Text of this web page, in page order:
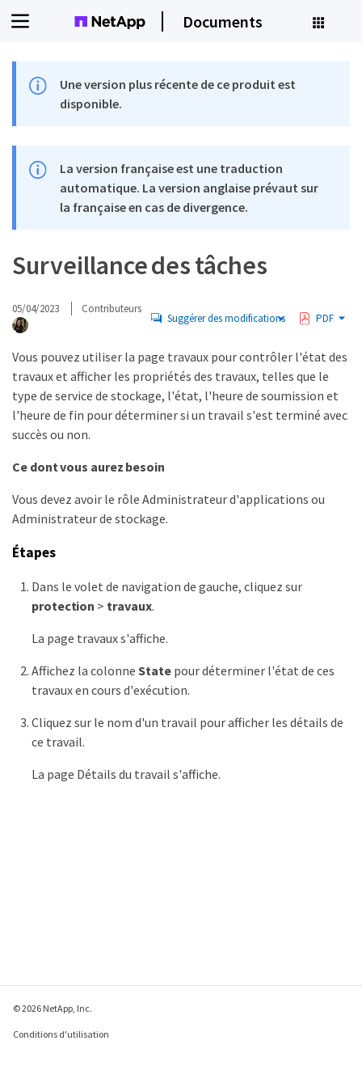
Documents
Une version plus récente de ce produit est
disponible.
La version française est une traduction
automatique. La version anglaise prévaut sur
la française en cas de divergence.
Surveillance des tâches
05/04/2023 Contributeurs
Suggérer des modifications PDF
Vous pouvez utiliser la page travaux pour contrôler l'état des
travaux et afficher les propriétés des travaux, telles que le
type de service de stockage, l'état, l'heure de soumission et
l'heure de fin pour déterminer si un travail s'est terminé avec
succès ou non.
Ce dont vous aurez besoin
Vous devez avoir le rôle Administrateur d'applications ou
Administrateur de stockage.
Étapes
Dans le volet de navigation de gauche, cliquez sur
protection > travaux.
La page travaux s'affiche.
Affichez la colonne Statepour déterminer l'état de ces
travaux en cours d'exécution.
Cliquez sur le nom d'un travail pour afficher les détails de
ce travail.
La page Détails du travail s'affiche.
© 2026 NetApp, Inc.
Conditions d'utilisation